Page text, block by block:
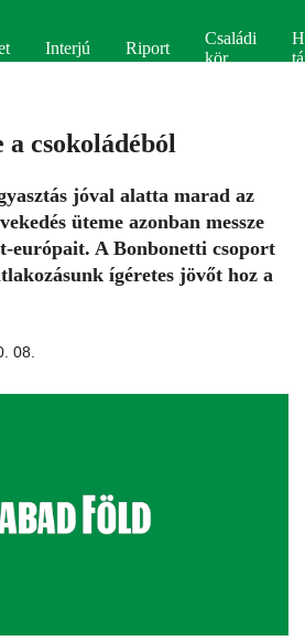
Interjú Riport
Családi
kör
a csokoládéból
jóval alatta marad az
üteme azonban messze
európait. A Bonbonetti csoport
ígéretes jövőt hoz a
08.